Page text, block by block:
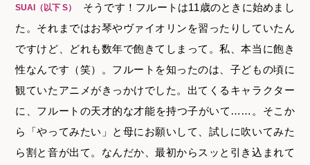
SUAI（以下 S）
そうです！フルートは11歳のときに始めまし
た。それまではお琴やヴァイオリンを習ったりしていたん
ですけど、どれも数年で飽きてしまって。私、本当に飽き
性なんです（笑）。フルートを知ったのは、子どもの頃に
観ていたアニメがきっかけでした。出てくるキャラクター
に、フルートの天才的な才能を持つ子がいて……。そこか
ら「やってみたい」と母にお願いして、試しに吹いてみた
ら割と音が出て。なんだか、最初からスッと引き込まれて